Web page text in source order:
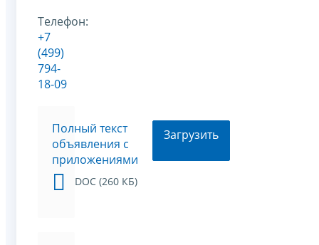
Телефон:
+7
(499)
794-
18-09
Полный текст
объявления с
приложениями
DOC (260 КБ)
Загрузить